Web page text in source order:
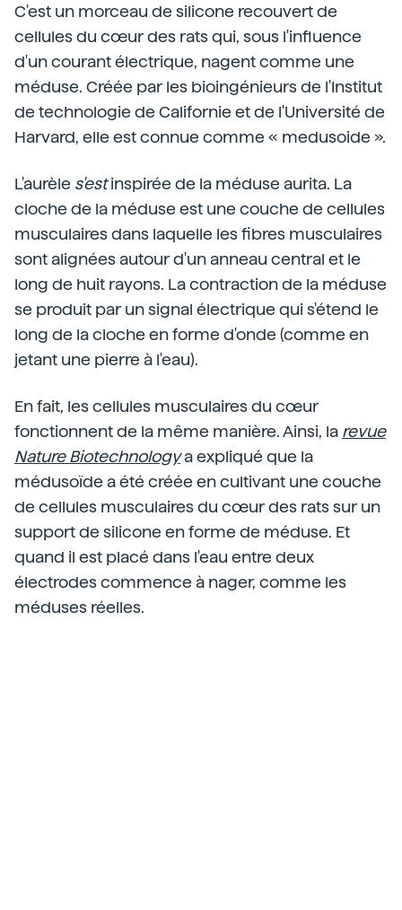
C'est un morceau de silicone recouvert de
cellules du cœur des rats qui, sous l'influence
d'un courant électrique, nagent comme une
méduse. Créée par les bioingénieurs de l'Institut
de technologie de Californie et de l'Université de
Harvard, elle est connue comme « medusoide ».
L'aurèle s'estinspirée de la méduse aurita. La
cloche de la méduse est une couche de cellules
musculaires dans laquelle les fibres musculaires
sont alignées autour d'un anneau central et le
long de huit rayons. La contraction de la méduse
se produit par un signal électrique qui s'étend le
long de la cloche en forme d'onde (comme en
jetant une pierre à l'eau).
En fait, les cellules musculaires du cœur
fonctionnent de la même manière. Ainsi, la revue
Nature Biotechnology a expliqué que la
médusoïde a été créée en cultivant une couche
de cellules musculaires du cœur des rats sur un
support de silicone en forme de méduse. Et
quand il est placé dans l'eau entre deux
électrodes commence à nager, comme les
méduses réelles.